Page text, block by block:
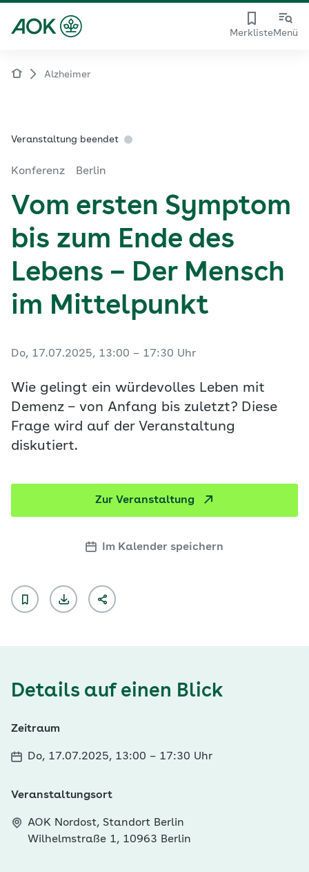
MerklisteMenü
Alzheimer
Veranstaltung beendet
Konferenz Berlin
Vom ersten Symptom
bis zum Ende des
Lebens – Der Mensch
im Mittelpunkt
Do, 17.07.2025, 13:00 – 17:30 Uhr
Wie gelingt ein würdevolles Leben mit
Demenz – von Anfang bis zuletzt? Diese
Frage wird auf der Veranstaltung
diskutiert.
Zur Veranstaltung
Im Kalender speichern
Details auf einen Blick
Zeitraum
Do, 17.07.2025, 13:00 – 17:30 Uhr
Veranstaltungsort
AOK Nordost, Standort Berlin
Wilhelmstraße 1, 10963 Berlin